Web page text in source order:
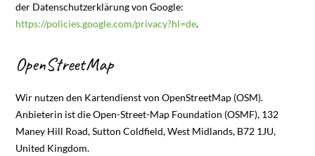
der Datenschutzerklärung von Google:
https://policies.google.com/privacy?hl=de.
OpenStreetMap
Wir nutzen den Kartendienst von OpenStreetMap (OSM).
Anbieterin ist die Open-Street-Map Foundation (OSMF), 132
Maney Hill Road, Sutton Coldfield, West Midlands, B72 1JU,
United Kingdom.